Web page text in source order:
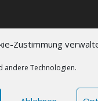
Zustimmung
andere Technologien.